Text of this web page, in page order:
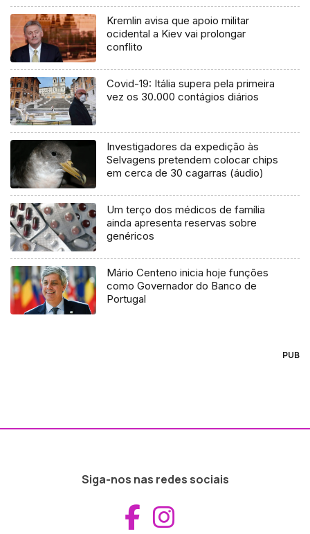
Kremlin avisa que apoio militar
ocidental a Kiev vai prolongar
conflito
Covid-19: Itália supera pela primeira
vez os 30.000 contágios diários
Investigadores da expedição às
Selvagens pretendem colocar chips
em cerca de 30 cagarras (áudio)
Um terço dos médicos de família
ainda apresenta reservas sobre
genéricos
Mário Centeno inicia hoje funções
como Governador do Banco de
Portugal
PUB
Siga-nos nas redes sociais
Aceder ao